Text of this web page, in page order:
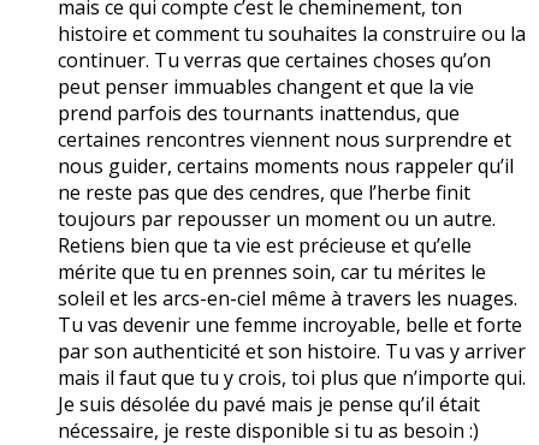
mais ce qui compte c’est le cheminement, ton
histoire et comment tu souhaites la construire ou la
continuer. Tu verras que certaines choses qu’on
peut penser immuables changent et que la vie
prend parfois des tournants inattendus, que
certaines rencontres viennent nous surprendre et
nous guider, certains moments nous rappeler qu’il
ne reste pas que des cendres, que l’herbe finit
toujours par repousser un moment ou un autre.
Retiens bien que ta vie est précieuse et qu’elle
mérite que tu en prennes soin, car tu mérites le
soleil et les arcs-en-ciel même à travers les nuages.
Tu vas devenir une femme incroyable, belle et forte
par son authenticité et son histoire. Tu vas y arriver
mais il faut que tu y crois, toi plus que n’importe qui.
Je suis désolée du pavé mais je pense qu’il était
nécessaire, je reste disponible si tu as besoin :)